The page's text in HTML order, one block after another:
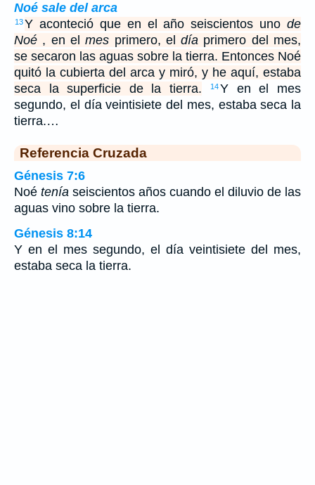
Noé sale del arca
13Y aconteció que en el año seiscientos uno de
Noé , en elmes primero, eldía primero del mes,
se secaron las aguas sobre la tierra. Entonces Noé
quitó la cubierta del arca y miró, y he aquí, estaba
seca la superficie de la tierra.
14Y en el mes
segundo, el día veintisiete del mes, estaba seca la
tierra.…
Referencia Cruzada
Génesis 7:6
Noé tenía seiscientos años cuando el diluvio de las
aguas vino sobre la tierra.
Génesis 8:14
Y en el mes segundo, el día veintisiete del mes,
estaba seca la tierra.